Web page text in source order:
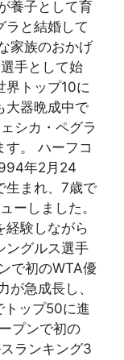
養子として育
ラと結婚して
家族のおかげ
手として始
界トップ10に
大器晩成中で
シカ・ペグラ
す。 ハーフコ
年2月24
生まれ、7歳で
ーしました。
経験しながら
ングルス選手
で初のWTA優
が急成長し、
トップ50に進
プンで初の
ランキング3